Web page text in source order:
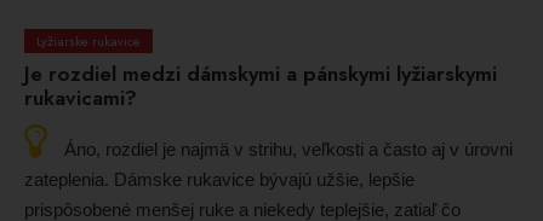
Lyžiarske rukavice
Je rozdiel medzi dámskymi a pánskymi lyžiarskymi
rukavicami?
Áno, rozdiel je najmä v strihu, veľkosti a často aj v úrovni
zateplenia. Dámske rukavice bývajú užšie, lepšie
prispôsobené menšej ruke a niekedy teplejšie, zatiaľ čo